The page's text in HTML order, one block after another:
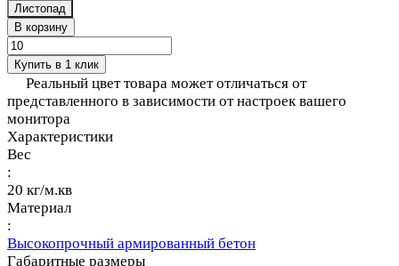
Листопад
В корзину
Купить в 1 клик
Реальный цвет товара может отличаться от
представленного в зависимости от настроек вашего
монитора
Характеристики
Вес
:
20 кг/м.кв
Материал
:
Высокопрочный армированный бетон
Габаритные размеры